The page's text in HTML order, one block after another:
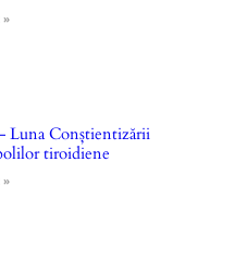
»
Luna Conștientizării
tiroidiene
»